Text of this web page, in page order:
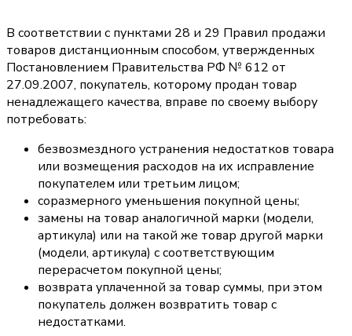
В соответствии с пунктами 28 и 29 Правил продажи
товаров дистанционным способом, утвержденных
Постановлением Правительства РФ № 612 от
27.09.2007, покупатель, которому продан товар
ненадлежащего качества, вправе по своему выбору
потребовать:
безвозмездного устранения недостатков товара
или возмещения расходов на их исправление
покупателем или третьим лицом;
соразмерного уменьшения покупной цены;
замены на товар аналогичной марки (модели,
артикула) или на такой же товар другой марки
(модели, артикула) с соответствующим
перерасчетом покупной цены;
возврата уплаченной за товар суммы, при этом
покупатель должен возвратить товар с
недостатками.